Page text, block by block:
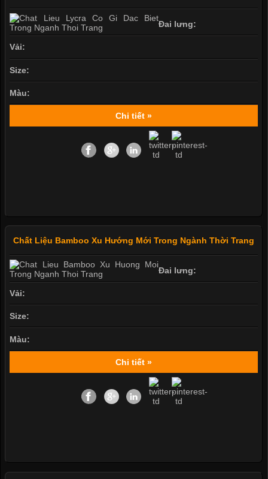
Đai lưng:
Vải:
Size:
Màu:
Chi tiết »
Chất Liệu Bamboo Xu Hướng Mới Trong Ngành Thời Trang
Đai lưng:
Vải:
Size:
Màu:
Chi tiết »